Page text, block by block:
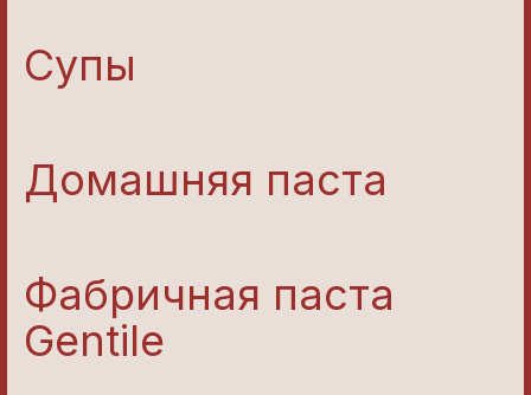
Супы
Домашняя паста
Фабричная паста
Gentile